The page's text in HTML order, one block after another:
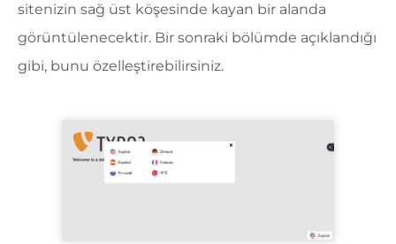
sitenizin sağ üst köşesinde kayan bir alanda
görüntülenecektir. Bir sonraki bölümde açıklandığı
gibi, bunu özelleştirebilirsiniz.